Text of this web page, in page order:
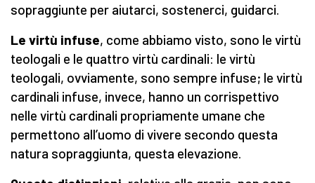
sopraggiunte per aiutarci, sostenerci, guidarci.
Le virtù infuse, come abbiamo visto, sono le virtù
teologali e le quattro virtù cardinali: le virtù
teologali, ovviamente, sono sempre infuse; le virtù
cardinali infuse, invece, hanno un corrispettivo
nelle virtù cardinali propriamente umane che
permettono all’uomo di vivere secondo questa
natura sopraggiunta, questa elevazione.